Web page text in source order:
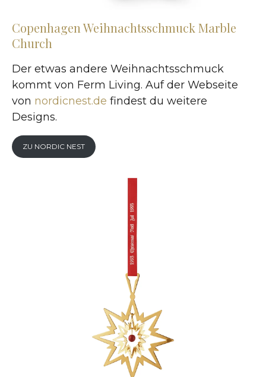
Copenhagen Weihnachtsschmuck Marble
Church
Der etwas andere Weihnachtsschmuck
kommt von Ferm Living. Auf der Webseite
von nordicnest.de findest du weitere
Designs.
ZU NORDIC NEST